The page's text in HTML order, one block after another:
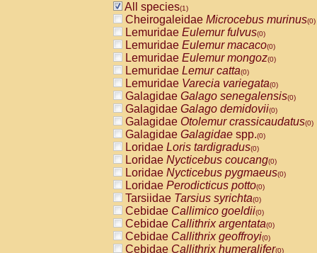
All species(1)
Cheirogaleidae Microcebus murinus(0)
Lemuridae Eulemur fulvus(0)
Lemuridae Eulemur macaco(0)
Lemuridae Eulemur mongoz(0)
Lemuridae Lemur catta(0)
Lemuridae Varecia variegata(0)
Galagidae Galago senegalensis(0)
Galagidae Galago demidovii(0)
Galagidae Otolemur crassicaudatus(0)
Galagidae Galagidae spp.(0)
Loridae Loris tardigradus(0)
Loridae Nycticebus coucang(0)
Loridae Nycticebus pygmaeus(0)
Loridae Perodicticus potto(0)
Tarsiidae Tarsius syrichta(0)
Cebidae Callimico goeldii(0)
Cebidae Callithrix argentata(0)
Cebidae Callithrix geoffroyi(0)
Cebidae Callithrix humeralifer(0)